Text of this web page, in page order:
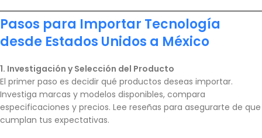
Pasos para Importar Tecnología
desde Estados Unidos a México
1. Investigación y Selección del Producto
El primer paso es decidir qué productos deseas importar.
Investiga marcas y modelos disponibles, compara
especificaciones y precios. Lee reseñas para asegurarte de que
cumplan tus expectativas.